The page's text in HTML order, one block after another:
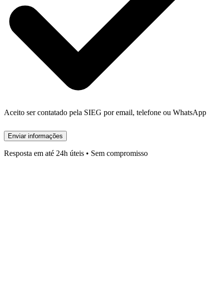
Aceito ser contatado pela SIEG por email, telefone ou WhatsApp
Enviar informações
Resposta em até 24h úteis • Sem compromisso